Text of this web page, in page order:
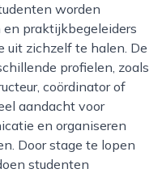
worden
en praktijkbegeleiders
uit zichzelf te halen. De
profielen, zoals
coördinator of
aandacht voor
en organiseren
Door stage te lopen
studenten